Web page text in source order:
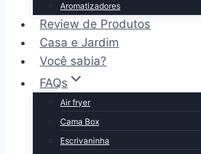
Aromatizadores
Review de Produtos
Casa e Jardim
Você sabia?
FAQs
Air fryer
Cama Box
Escrivaninha